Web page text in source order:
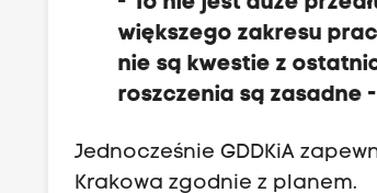
większego zakresu
nie są kwestie z
roszczenia są zasadne
Jednocześnie GDDKiA
Krakowa zgodnie z planem.